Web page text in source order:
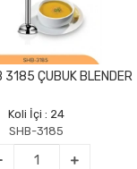
3185 ÇUBUK BLENDER
Koli İçi : 24
SHB-3185